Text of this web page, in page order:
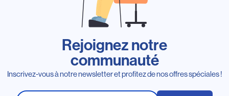
Rejoignez notre
communauté
Inscrivez-vous à notre newsletter et profitez de nos offres spéciales !